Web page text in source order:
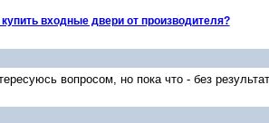
купить входные двери от производителя?
вопросом, но пока что - без